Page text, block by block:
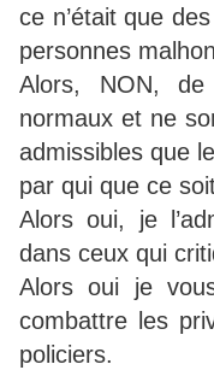
ce n’était que
personnes
Alors, NON,
normaux et ne
admissibles que
par qui que ce
Alors oui, je
dans ceux qui
Alors oui je
combattre les
policiers.